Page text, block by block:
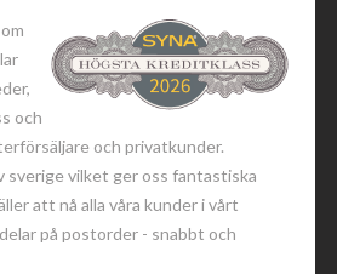
och
och privatkunder.
sverige vilket ger oss fantastiska
att nå alla våra kunder i vårt
på postorder - snabbt och